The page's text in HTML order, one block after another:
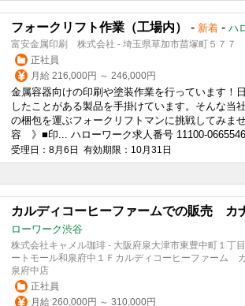
フォークリフト作業（工場内） - 新着 - ハ
富安金属印刷 株式会社 - 埼玉県草加市苗塚町５７７
正社員
月給 216,000円 ～ 246,000円
金属容器向けの印刷や塗装作業を行っています！
したことがある製品を手掛けています。そんな当
の梱包を運ぶフォークリフトマンに挑戦してみま
容 》■印... ハローワーク求人番号 11100-
受理日：8月6日 有効期限：10月31日
カルディコーヒーファームでの販売 カ
ローワーク渋谷
株式会社キャメル珈琲 - 大阪府泉大津市東豊中町１丁
ートモール和泉府中１Ｆカルディコーヒーファーム
泉府中店
正社員
月給 260,000円 ～ 310,000円